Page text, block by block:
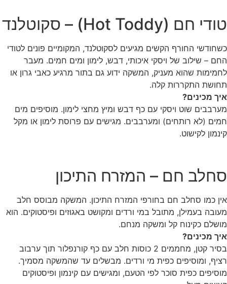
טודי חם (Hot Toddy) – סקוטלנד
כשחודשי החורף הקשים מגיעים לסקוטלנד, המקומיים פונים לטודי
החם – שילוב של ויסקי איכותי, דבש, לימון ומים חמים. מעבר
לחמימות שהוא מעניק, המשקה ידוע גם בתור מרגיע כאבי גרון או
תחושת התקררות קלה.
איך מכינים?
מערבבים שוט ויסקי עם כף דבש ומיץ מחצי לימון. מוסיפים מים
חמים (לא רותחים) ומערבבים. מגישים עם פרוסת לימון או מקל
קינמון לקישוט.
סחלב חם – המזרח התיכון
אין כמו סחלב חם בחורפי המזרח התיכון. המשקה מבוסס חלב
מעובה בעמילן, מתובל במי ורדים ומקושט באגוזים ופיסטוקים. הוא
מושלם כקינוח קל ומשקה מנחם.
איך מכינים?
בסיר קטן, מחממים 2 כוסות חלב עם כף קורנפלור תוך ערבוב
רציף, ומוסיפים כפית מי ורדים. מבשלים עד שהמשקה מסמיך.
מוסיפים כפית סוכר לפי הטעם, ומגישים עם קינמון ופיסטוקים